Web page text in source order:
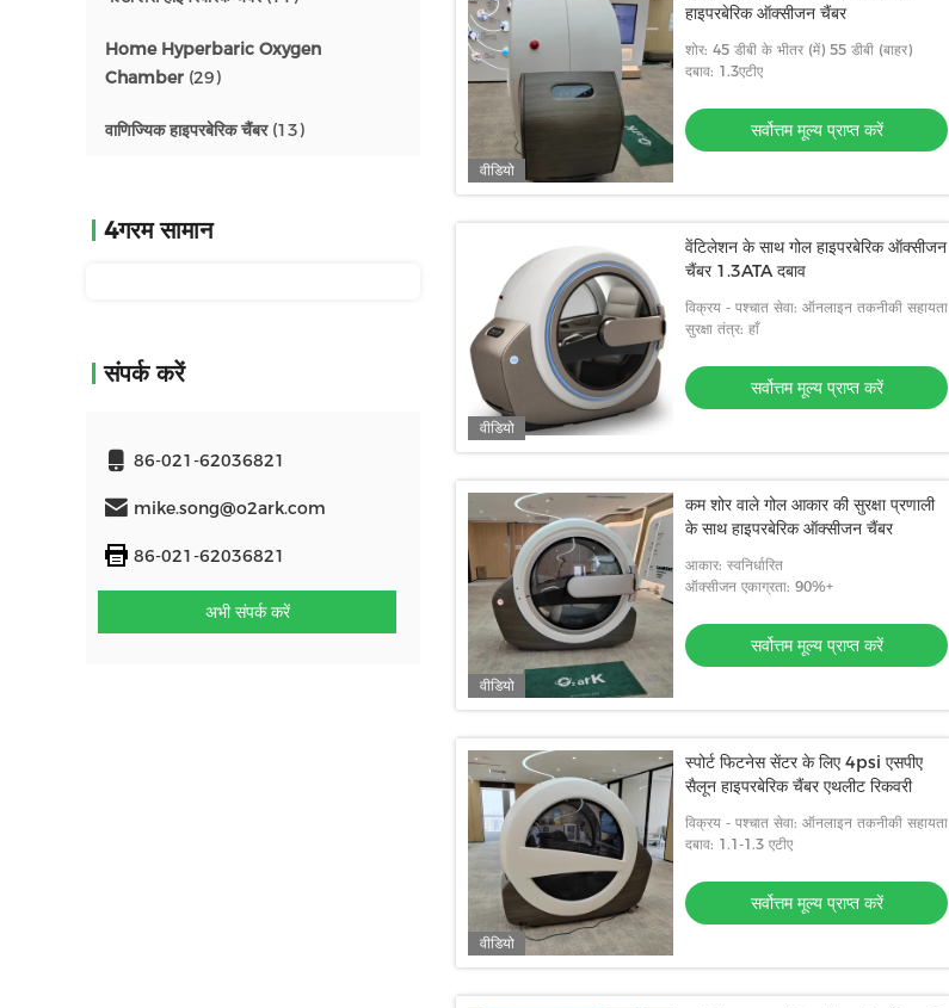
Home Hyperbaric Oxygen
Chamber (29)
वाणिज्यिक हाइपरबेरिक चैंबर(13)
4गरम सामान
संपर्क करें
86-021-62036821
mike.song@o2ark.com
86-021-62036821
अभी संपर्क करें
वीडियो
हाइपरबेरिक ऑक्सीजन चैंबर
शोर: 45 डीबी के भीतर (में) 55 डीबी (बाहर)
दबाव: 1.3एटीए
सर्वोत्तम मूल्य प्राप्त करें
वीडियो
वेंटिलेशन के साथ गोल हाइपरबेरिक ऑक्सीजन
चैंबर 1.3ATA दबाव
विक्रय - पश्चात सेवा: ऑनलाइन तकनीकी सहायता
सुरक्षा तंत्र: हाँ
सर्वोत्तम मूल्य प्राप्त करें
वीडियो
कम शोर वाले गोल आकार की सुरक्षा प्रणाली
के साथ हाइपरबेरिक ऑक्सीजन चैंबर
आकार: स्वनिर्धारित
ऑक्सीजन एकाग्रता: 90%+
सर्वोत्तम मूल्य प्राप्त करें
वीडियो
स्पोर्ट फिटनेस सेंटर के लिए 4psi एसपीए
सैलून हाइपरबेरिक चैंबर एथलीट रिकवरी
विक्रय - पश्चात सेवा: ऑनलाइन तकनीकी सहायता
दबाव: 1.1-1.3 एटीए
सर्वोत्तम मूल्य प्राप्त करें